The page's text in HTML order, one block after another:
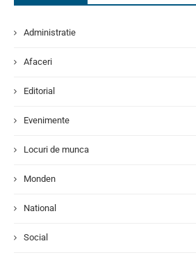
Administratie
Afaceri
Editorial
Evenimente
Locuri de munca
Monden
National
Social